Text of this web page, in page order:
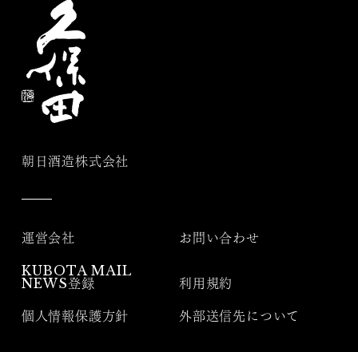
朝日酒造株式会社
運営会社 お問い合わせ
KUBOTA MAIL
NEWS登録
利用規約
個人情報保護方針 外部送信先について